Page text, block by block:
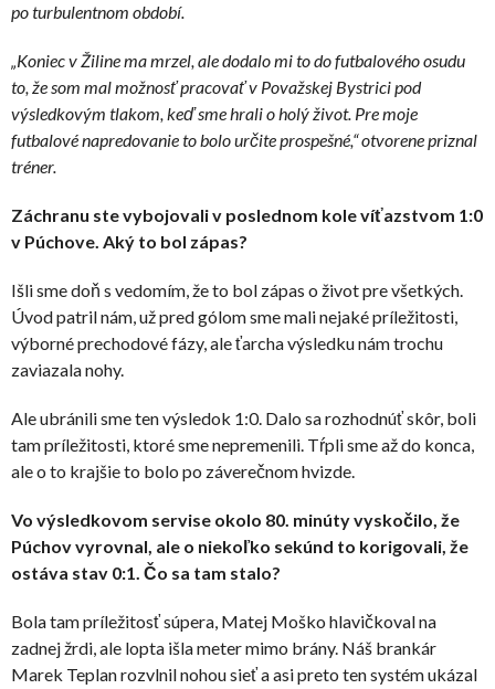
po turbulentnom období.
„Koniec v Žiline ma mrzel, ale dodalo mi to do futbalového osudu
to, že som mal možnosť pracovať v Považskej Bystrici pod
výsledkovým tlakom, keď sme hrali o holý život. Pre moje
futbalové napredovanie to bolo určite prospešné,“ otvorene priznal
tréner.
Záchranu ste vybojovali v poslednom kole víťazstvom 1:0
v Púchove. Aký to bol zápas?
Išli sme doň s vedomím, že to bol zápas o život pre všetkých.
Úvod patril nám, už pred gólom sme mali nejaké príležitosti,
výborné prechodové fázy, ale ťarcha výsledku nám trochu
zaviazala nohy.
Ale ubránili sme ten výsledok 1:0. Dalo sa rozhodnúť skôr, boli
tam príležitosti, ktoré sme nepremenili. Tŕpli sme až do konca,
ale o to krajšie to bolo po záverečnom hvizde.
Vo výsledkovom servise okolo 80. minúty vyskočilo, že
Púchov vyrovnal, ale o niekoľko sekúnd to korigovali, že
ostáva stav 0:1. Čo sa tam stalo?
Bola tam príležitosť súpera, Matej Moško hlavičkoval na
zadnej žrdi, ale lopta išla meter mimo brány. Náš brankár
Marek Teplan rozvlnil nohou sieť a asi preto ten systém ukázal